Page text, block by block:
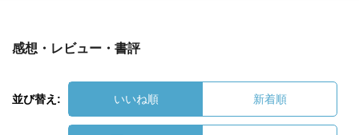
感想・レビュー・書評
並び替え: いいね順 新着順